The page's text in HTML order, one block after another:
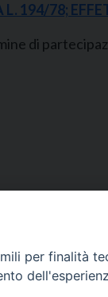
194/78;
di
alle ore 12.30.
090.9146045
per finalità